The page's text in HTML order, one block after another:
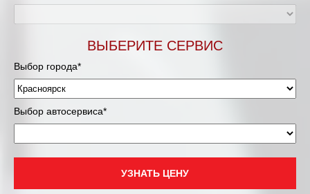
ВЫБЕРИТЕ СЕРВИС
Выбор города*
Выбор автосервиса*
УЗНАТЬ ЦЕНУ